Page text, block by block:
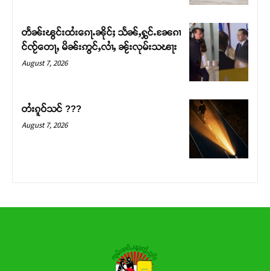
တႅၼ်းၽွင်းထႆးၵေႃႉၼိုင်ႈ သႅၼ်ႇႁွင်ႉၼႄၵၢ
င်ၸႂ်တေႃႇ မိၼ်းဢွင်ႇလၢႆႇ ၼႂ်းလုမ်းသၽႃး
August 7, 2026
တႆးၵူဝ်သင် ???
August 7, 2026